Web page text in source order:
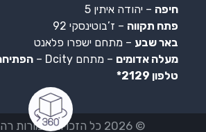
חיפה – יהודה איתין 5
פתח תקווה – ז’בוטינסקי 92
באר שבע – מתחם ישפרו פלאנט
מעלה אדומים – מתחם Dcity –
הפתיחה ב-
טלפון 2129*
© 2026 כל הזכויות שמורות רהיטי הסיטי